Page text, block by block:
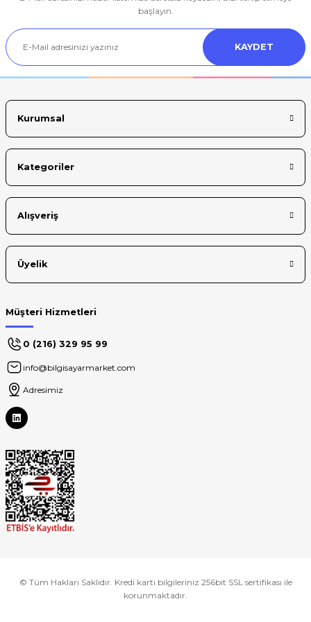
Ürün resmi kalitesiz, bozuk veya görüntülenemiyor.
Ürün açıklamasında eksik bilgiler bulunuyor.
Ürün bilgilerinde hatalar bulunuyor.
başlayın.
KAYDET
Kurumsal
Kategoriler
Alışveriş
Üyelik
Müşteri Hizmetleri
0 (216) 329 95 99
info@bilgisayarmarket.com
Adresimiz
© Tüm Hakları Saklıdır. Kredi kartı bilgileriniz 256bit SSL sertifikası ile
korunmaktadır.